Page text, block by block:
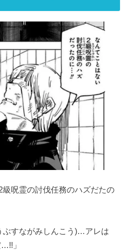
呪霊の討伐任務のハズだたの
ぶすながみしんこう)…アレは
」